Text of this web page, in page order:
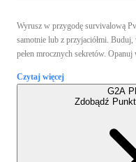
Wyrusz w przygodę survivalową
samotnie lub z przyjaciółmi.
pełen mrocznych sekretów.
Czytaj więcej
G2A
Zdobądź